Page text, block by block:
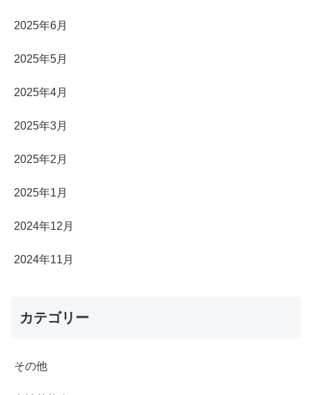
2025年6月
2025年5月
2025年4月
2025年3月
2025年2月
2025年1月
2024年12月
2024年11月
カテゴリー
その他